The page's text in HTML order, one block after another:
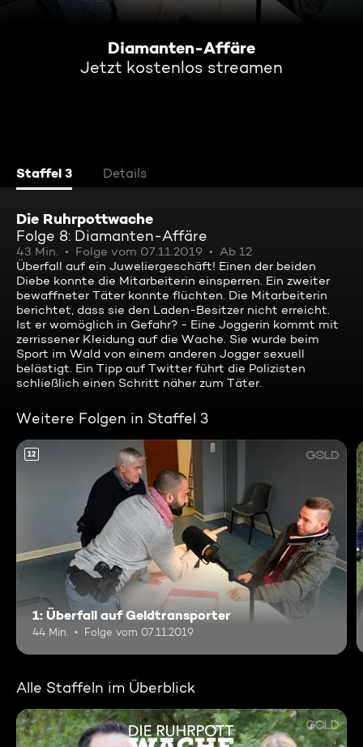
Diamanten-Affäre
Jetzt kostenlos streamen
Staffel 3 Details
Die Ruhrpottwache
Folge 8: Diamanten-Affäre
43 Min. Folge vom 07.11.2019
Ab 12
Überfall auf ein Juweliergeschäft! Einen der beiden
Diebe konnte die Mitarbeiterin einsperren. Ein zweiter
bewaffneter Täter konnte flüchten. Die Mitarbeiterin
berichtet, dass sie den Laden-Besitzer nicht erreicht.
Ist er womöglich in Gefahr? - Eine Joggerin kommt mit
zerrissener Kleidung auf die Wache. Sie wurde beim
Sport im Wald von einem anderen Jogger sexuell
belästigt. Ein Tipp auf Twitter führt die Polizisten
schließlich einen Schritt näher zum Täter.
Weitere Folgen in Staffel 3
12
1: Überfall auf Geldtransporter
44 Min. Folge vom 07.11.2019
Alle Staffeln im Überblick